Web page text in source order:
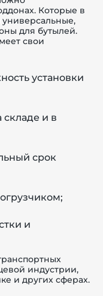
Которые в
для бутылей.
свои
установки
и в
срок
и
индустрии,
и других сферах.